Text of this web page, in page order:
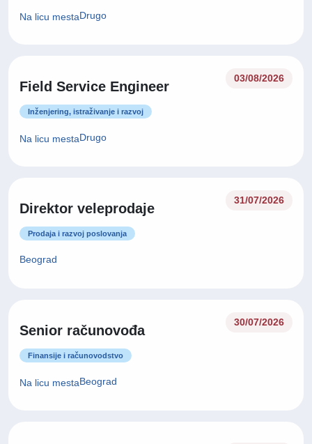
Na licu mestaDrugo
Field Service Engineer
03/08/2026
Inženjering, istraživanje i razvoj
Na licu mestaDrugo
Direktor veleprodaje
31/07/2026
Prodaja i razvoj poslovanja
Beograd
Senior računovođa
30/07/2026
Finansije i računovodstvo
Na licu mestaBeograd